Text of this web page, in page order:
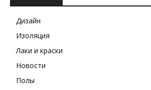
Дизайн
Изоляция
Лаки и краски
Новости
Полы